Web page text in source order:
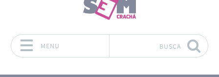
MENU BUSCA